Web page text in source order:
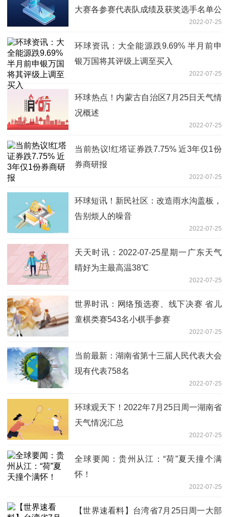
大赛各参赛代表队成绩及获奖选手名单公
2022-07-25
环球资讯：大全能源跌9.69% 半月前申
银万国将其评级上调至买入
2022-07-25
环球热点！内蒙古自治区7月25日天气情
况概述
2022-07-25
当前热议!红塔证券跌7.75% 近3年仅1份
券商研报
2022-07-25
环球短讯！新民社区：改造雨水沟盖板，
告别烦人的噪音
2022-07-25
天天时讯：2022-07-25星期一广东天气
晴好为主最高温38℃
2022-07-25
世界时讯：网络预选赛、线下决赛 省儿
童棋类赛543名小棋手参赛
2022-07-25
当前最新：湖南省第十三届人民代表大会
现有代表758名
2022-07-25
环球观天下！2022年7月25日周一湖南省
天气情况汇总
2022-07-25
全球要闻：贵州从江：“荷”夏天撞个满
怀！
2022-07-25
【世界速看料】台湾省7月25日周一大部